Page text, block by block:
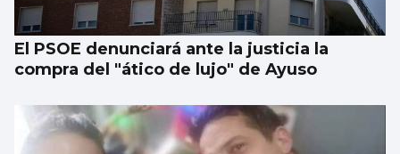
El PSOE denunciará ante la justicia la
compra del "ático de lujo" de Ayuso